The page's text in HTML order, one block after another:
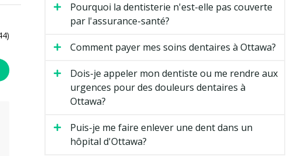
Pourquoi la dentisterie n'est-elle pas couverte
par l'assurance-santé?
Comment payer mes soins dentaires à Ottawa?
Dois-je appeler mon dentiste ou me rendre aux
urgences pour des douleurs dentaires à
Ottawa?
Puis-je me faire enlever une dent dans un
hôpital d'Ottawa?